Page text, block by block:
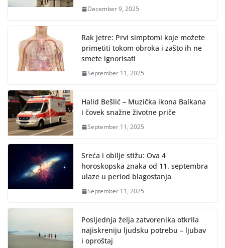
December 9, 2025
Rak jetre: Prvi simptomi koje možete
primetiti tokom obroka i zašto ih ne
smete ignorisati
September 11, 2025
Halid Bešlić – Muzička ikona Balkana
i čovek snažne životne priče
September 11, 2025
Sreća i obilje stižu: Ova 4
horoskopska znaka od 11. septembra
ulaze u period blagostanja
September 11, 2025
Posljednja želja zatvorenika otkrila
najiskreniju ljudsku potrebu – ljubav
i oproštaj